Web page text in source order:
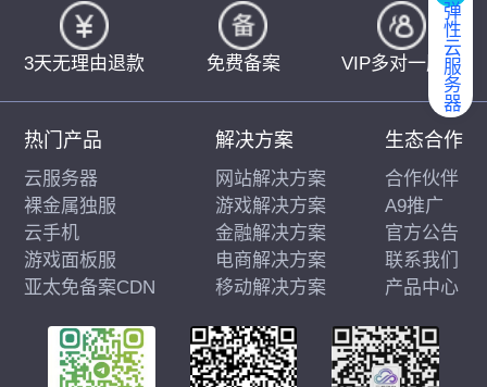
弹性云服务器
3天无理由退款 免费备案 VIP多对一服务
热门产品
云服务器
裸金属独服
云手机
游戏面板服
亚太免备案CDN
解决方案
网站解决方案
游戏解决方案
金融解决方案
电商解决方案
移动解决方案
生态合作
合作伙伴
A9推广
官方公告
联系我们
产品中心